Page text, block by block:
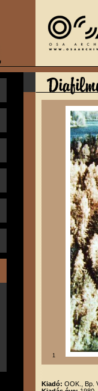
1
Kiadó: OOK., Bp.